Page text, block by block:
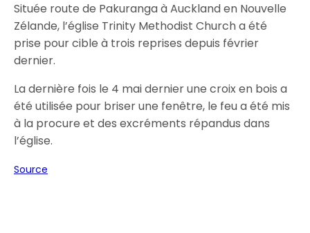
Située route de Pakuranga à Auckland en Nouvelle
Zélande, l’église Trinity Methodist Church a été
prise pour cible à trois reprises depuis février
dernier.
La dernière fois le 4 mai dernier une croix en bois a
été utilisée pour briser une fenêtre, le feu a été mis
à la procure et des excréments répandus dans
l’église.
Source